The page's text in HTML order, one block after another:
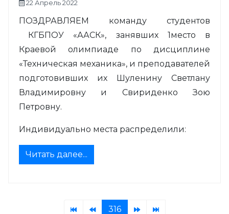
22 Апрель 2022
ПОЗДРАВЛЯЕМ команду студентов
КГБПОУ «ААСК», занявших 1место в
Краевой олимпиаде по дисциплине
«Техническая механика», и преподавателей
подготовивших их Шуленину Светлану
Владимировну и Свириденко Зою
Петровну.
Индивидуально места распределили:
Читать далее...
316